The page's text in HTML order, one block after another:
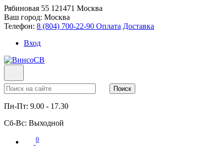
Рябиновая 55 121471 Москва
Ваш город: Москва
Телефон: 8 (804) 700-22-90 Оплата Доставка
Вход
Поиск
Пн-Пт: 9.00 - 17.30
Сб-Вс: Выходной
0